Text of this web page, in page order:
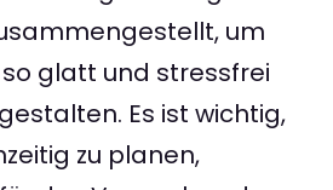
um
glatt und stressfrei
Es ist wichtig,
zu planen,